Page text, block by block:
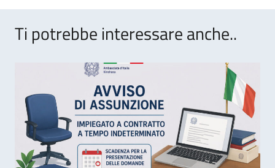
Ti potrebbe interessare anche..